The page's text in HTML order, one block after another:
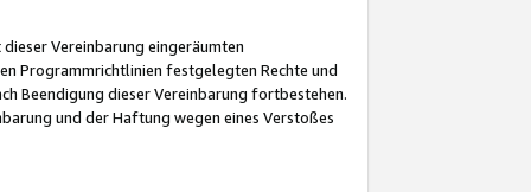
Vereinbarung eingeräumten
Programmrichtlinien festgelegten Rechte und
Beendigung dieser Vereinbarung fortbestehen.
und der Haftung wegen eines Verstoßes